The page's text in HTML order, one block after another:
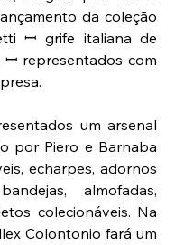
da coleção
ꟷ grife italiana de
ꟷ representados com
um arsenal
por Piero e Barnaba
echarpes, adornos
almofadas,
colecionáveis. Na
Colontonio fará um